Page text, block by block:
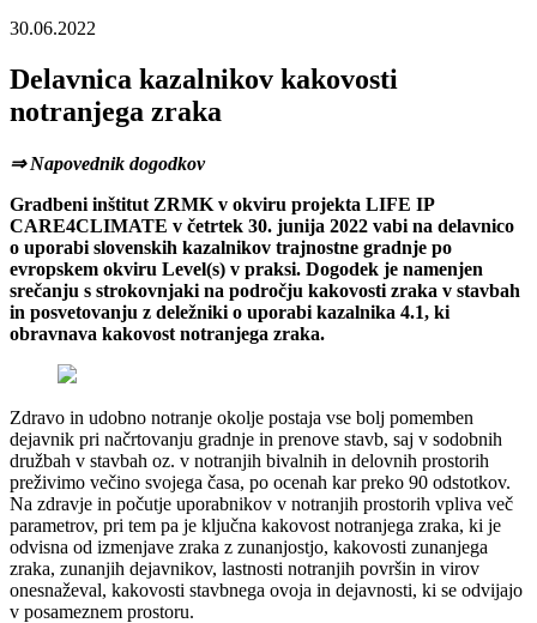
30.06.2022
Delavnica kazalnikov kakovosti
notranjega zraka
⇒ Napovednik dogodkov
Gradbeni inštitut ZRMK v okviru projekta LIFE IP
CARE4CLIMATE v četrtek 30. junija 2022 vabi na delavnico
o uporabi slovenskih kazalnikov trajnostne gradnje po
evropskem okviru Level(s) v praksi. Dogodek je namenjen
srečanju s strokovnjaki na področju kakovosti zraka v stavbah
in posvetovanju z deležniki o uporabi kazalnika 4.1, ki
obravnava kakovost notranjega zraka.
Zdravo in udobno notranje okolje postaja vse bolj pomemben
dejavnik pri načrtovanju gradnje in prenove stavb, saj v sodobnih
družbah v stavbah oz. v notranjih bivalnih in delovnih prostorih
preživimo večino svojega časa, po ocenah kar preko 90 odstotkov.
Na zdravje in počutje uporabnikov v notranjih prostorih vpliva več
parametrov, pri tem pa je ključna kakovost notranjega zraka, ki je
odvisna od izmenjave zraka z zunanjostjo, kakovosti zunanjega
zraka, zunanjih dejavnikov, lastnosti notranjih površin in virov
onesnaževal, kakovosti stavbnega ovoja in dejavnosti, ki se odvijajo
v posameznem prostoru.